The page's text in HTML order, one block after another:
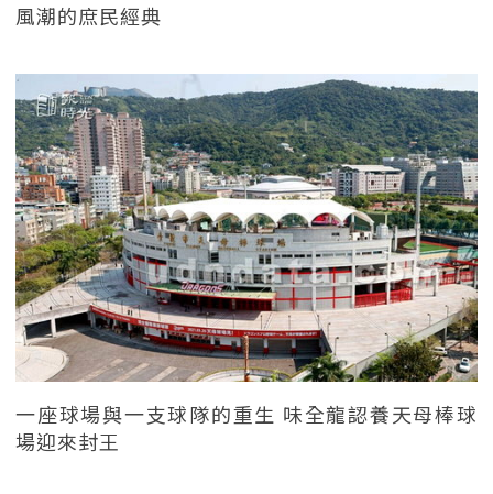
風潮的庶民經典
一座球場與一支球隊的重生 味全龍認養天母棒球
場迎來封王